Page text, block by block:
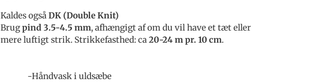
Kaldes ogsåDK (Double Knit)
Brugpind 3.5-4.5 mm, afhængigt af om du vil have et tæt eller
mere luftigt strik. Strikkefasthed: ca20-24 m pr. 10 cm.
-Håndvask i uldsæbe